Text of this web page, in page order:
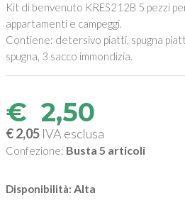
Kit di benvenuto KRES212B 5 pezzi
appartamenti e campeggi.
Contiene: detersivo piatti, spugna
spugna, 3 sacco immondizia.
€ 2,50
€ 2,05IVA esclusa
Confezione: Busta 5 articoli
Disponibilità: Alta